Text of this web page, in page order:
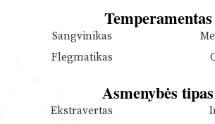
Temperamentas
Sangvinikas
Flegmatikas
Asmenybės tipas
Ekstravertas